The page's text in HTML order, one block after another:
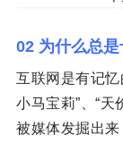
02 为什么总是
互联网是有记忆
小马宝莉”、“
被媒体发掘出